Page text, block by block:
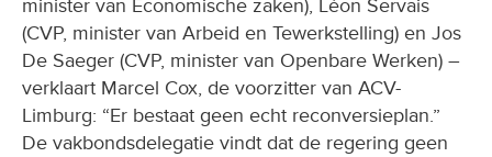
minister van Economische zaken), Léon Servais
(CVP, minister van Arbeid en Tewerkstelling) en Jos
De Saeger (CVP, minister van Openbare Werken) –
verklaart Marcel Cox, de voorzitter van ACV-
Limburg: “Er bestaat geen echt reconversieplan.”
De vakbondsdelegatie vindt dat de regering geen